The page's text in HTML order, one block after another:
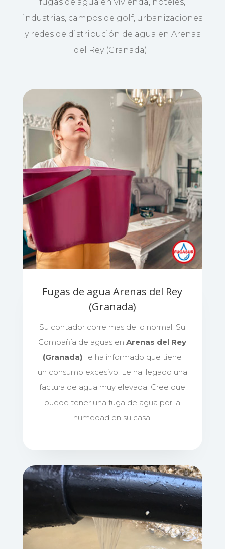
fugas de agua en vivienda, hoteles,
industrias, campos de golf, urbanizaciones
y redes de distribución de agua en Arenas
del Rey (Granada) .
Fugas de agua Arenas del Rey
(Granada)
Su contador corre mas de lo normal. Su
Compañía de aguas enArenas del Rey
(Granada) le ha informado que tiene
un consumo excesivo. Le ha llegado una
factura de agua muy elevada. Cree que
puede tener una fuga de agua por la
humedad en su casa.